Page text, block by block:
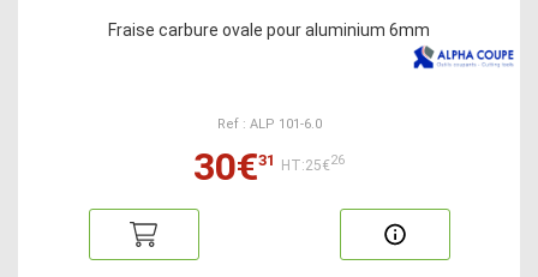
Fraise carbure ovale pour aluminium 6mm
Ref : ALP 101-6.0
30€31 HT:25€26